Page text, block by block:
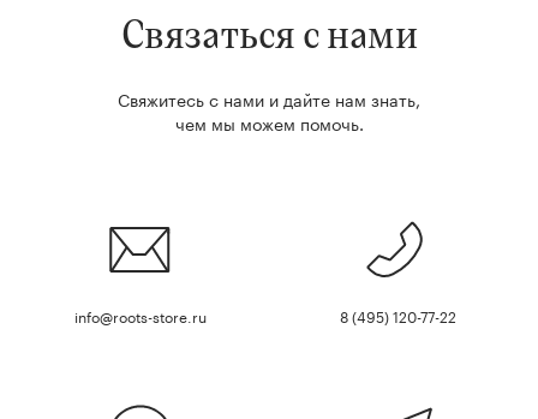
Связаться с нами
Свяжитесь с нами и дайте нам знать,
чем мы можем помочь.
info@roots-store.ru 8 (495) 120-77-22